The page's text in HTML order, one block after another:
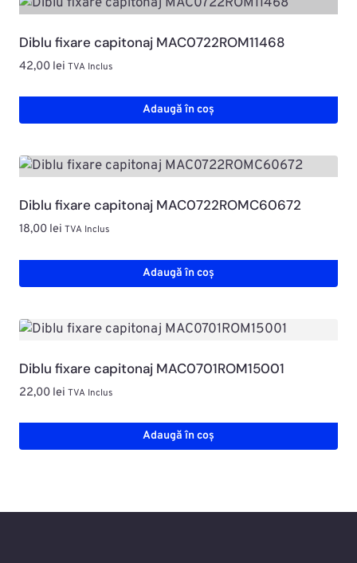
Diblu fixare capitonaj MAC0722ROM11468
42,00 lei TVA Inclus
Adaugă în coș
Diblu fixare capitonaj MAC0722ROMC60672
18,00 lei TVA Inclus
Adaugă în coș
Diblu fixare capitonaj MAC0701ROM15001
22,00 lei TVA Inclus
Adaugă în coș